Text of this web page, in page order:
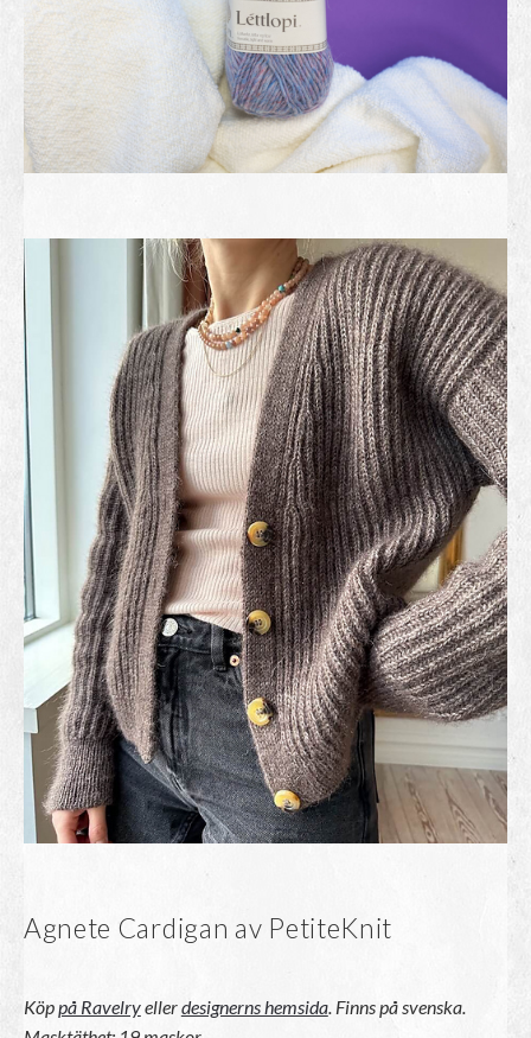
Agnete Cardigan av PetiteKnit
Köppå Ravelryellerdesignerns hemsida. Finns på svenska.